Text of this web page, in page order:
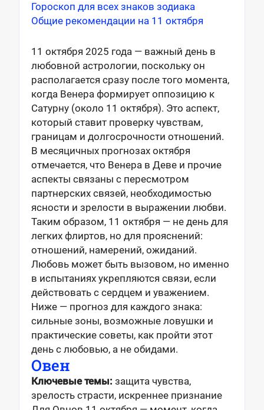
Гороскоп для всех знаков зодиака
Общие рекомендации на 11 октября
11 октября 2025 года — важный день в
любовной астрологии, поскольку он
располагается сразу после того момента,
когда Венера формирует оппозицию к
Сатурну (около 11 октября). Это аспект,
который ставит проверку чувствам,
границам и долгосрочности отношений.
В месяцичных прогнозах октября
отмечается, что Венера в Деве и прочие
аспекты связаны с пересмотром
партнерских связей, необходимостью
ясности и зрелости в выражении любви.
Таким образом, 11 октября — не день для
легких флиртов, но для прояснений:
отношений, намерений, ожиданий.
Любовь может быть вызовом, но именно
в испытаниях укрепляются связи, если
действовать с сердцем и уважением.
Ниже — прогноз для каждого знака:
сильные зоны, возможные ловушки и
практические советы, как пройти этот
день с любовью, а не обидами.
Овен
Ключевые темы: защита чувства,
зрелость страсти, искреннее признание